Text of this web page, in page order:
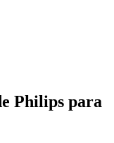
Philips para